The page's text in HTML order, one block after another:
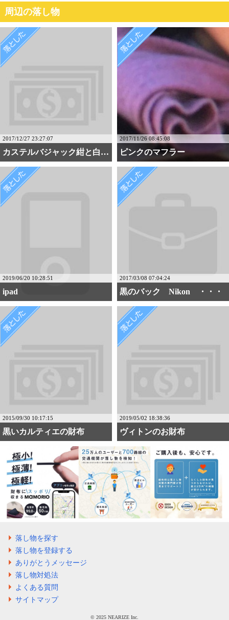
周辺の落し物
2017/12/27 23:27:07
カステルバジャック紺と白・・・
2017/11/26 08:45:08
ピンクのマフラー
2019/06/20 10:28:51
ipad
2017/03/08 07:04:24
黒のバック Nikon ・・・
2015/09/30 10:17:15
黒いカルティエの財布
2019/05/02 18:38:36
ヴィトンのお財布
落し物を探す
落し物を登録する
ありがとうメッセージ
落し物対処法
よくある質問
サイトマップ
©️ 2025 NEARIZE Inc.